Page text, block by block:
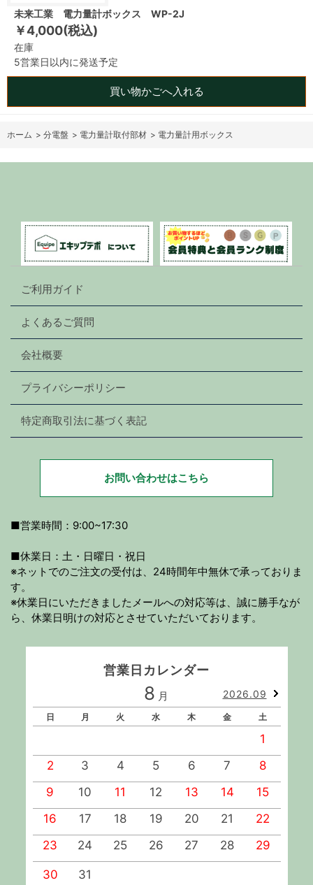
未来工業 電力量計ボックス WP-2J
￥4,000(税込)
在庫
5営業日以内に発送予定
買い物かごへ入れる
ホーム > 分電盤 > 電力量計取付部材 > 電力量計用ボックス
ご利用ガイド
よくあるご質問
会社概要
プライバシーポリシー
特定商取引法に基づく表記
お問い合わせはこちら
■営業時間：9:00~17:30
■休業日：土・日曜日・祝日
※ネットでのご注文の受付は、24時間年中無休で承っておりま
す。
※休業日にいただきましたメールへの対応等は、誠に勝手なが
ら、休業日明けの対応とさせていただいております。
営業日カレンダー
8 月 2026.09
日 月 火 水 木 金 土
1
2
3 4 5 6 7
8
9
10 11 12 13 14
15
16
17 18 19 20 21
22
23
24 25 26 27 28 29
30 31